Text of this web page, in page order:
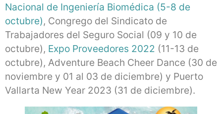
Nacional de Ingeniería Biomédica (5-8 de
octubre), Congrego del Sindicato de
Trabajadores del Seguro Social (09 y 10 de
octubre), Expo Proveedores 2022 (11-13 de
octubre), Adventure Beach Cheer Dance (30 de
noviembre y 01 al 03 de diciembre) y Puerto
Vallarta New Year 2023 (31 de diciembre).